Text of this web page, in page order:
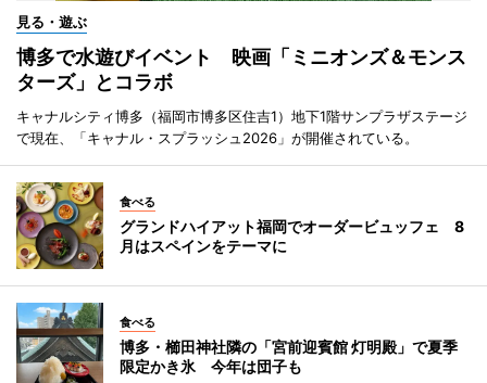
見る・遊ぶ
博多で水遊びイベント 映画「ミニオンズ＆モンス
ターズ」とコラボ
キャナルシティ博多（福岡市博多区住吉1）地下1階サンプラザステージ
で現在、「キャナル・スプラッシュ2026」が開催されている。
食べる
グランドハイアット福岡でオーダービュッフェ 8
月はスペインをテーマに
食べる
博多・櫛田神社隣の「宮前迎賓館 灯明殿」で夏季
限定かき氷 今年は団子も